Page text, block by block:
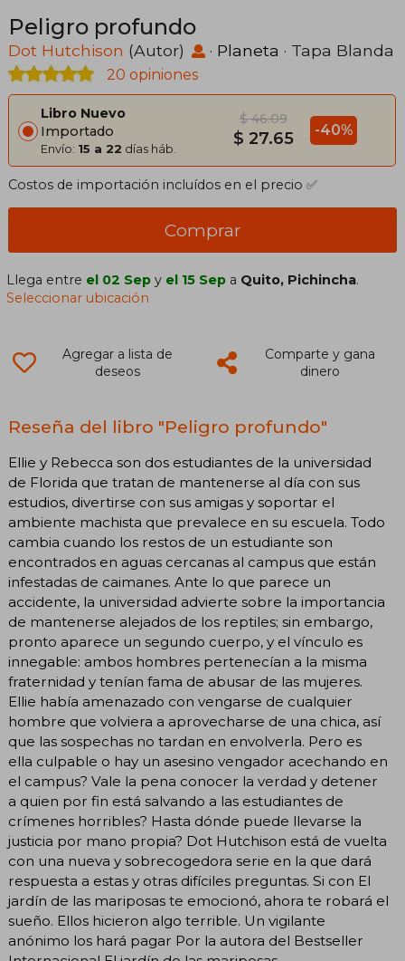
Peligro profundo
Dot Hutchison (Autor) · Planeta · Tapa Blanda
20 opiniones
Libro Nuevo
Importado
Envío: 15 a 22 días háb.
$ 46.09
$ 27.65 -40%
Costos de importación incluídos en el precio ✅
Comprar
Llega entre el 02 Sep y el 15 Sep a Quito, Pichincha.
Seleccionar ubicación
Agregar a lista de
deseos
Comparte y gana
dinero
Reseña del libro "Peligro profundo"
Ellie y Rebecca son dos estudiantes de la universidad
de Florida que tratan de mantenerse al día con sus
estudios, divertirse con sus amigas y soportar el
ambiente machista que prevalece en su escuela. Todo
cambia cuando los restos de un estudiante son
encontrados en aguas cercanas al campus que están
infestadas de caimanes. Ante lo que parece un
accidente, la universidad advierte sobre la importancia
de mantenerse alejados de los reptiles; sin embargo,
pronto aparece un segundo cuerpo, y el vínculo es
innegable: ambos hombres pertenecían a la misma
fraternidad y tenían fama de abusar de las mujeres.
Ellie había amenazado con vengarse de cualquier
hombre que volviera a aprovecharse de una chica, así
que las sospechas no tardan en envolverla. Pero es
ella culpable o hay un asesino vengador acechando en
el campus? Vale la pena conocer la verdad y detener
a quien por fin está salvando a las estudiantes de
crímenes horribles? Hasta dónde puede llevarse la
justicia por mano propia? Dot Hutchison está de vuelta
con una nueva y sobrecogedora serie en la que dará
respuesta a estas y otras difíciles preguntas. Si con El
jardín de las mariposas te emocionó, ahora te robará el
sueño. Ellos hicieron algo terrible. Un vigilante
anónimo los hará pagar Por la autora del Bestseller